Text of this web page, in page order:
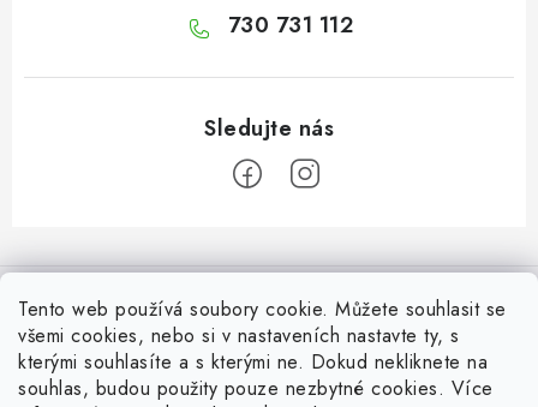
Tento web používá soubory cookie. Můžete souhlasit se
všemi cookies, nebo si v nastaveních nastavte ty, s
kterými souhlasíte a s kterými ne. Dokud nekliknete na
souhlas, budou použity pouze nezbytné cookies. Více
730 731 112
á
Informace pro Vás
Vrácení zboží
Top z Technické podpory